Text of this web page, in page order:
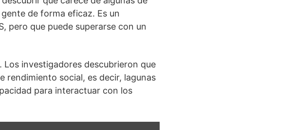
de forma eficaz. Es un
pero que puede superarse con un
Los investigadores descubrieron que
social, es decir, lagunas
para interactuar con los